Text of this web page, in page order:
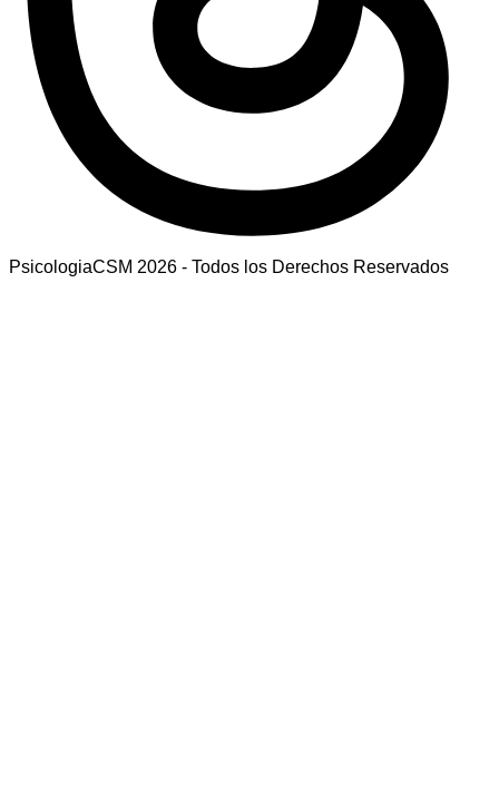
PsicologiaCSM 2026 - Todos los Derechos Reservados